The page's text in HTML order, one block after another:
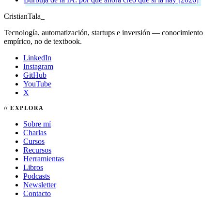
CristianTala
Tecnología, automatización, startups e inversión — conocimiento
empírico, no de textbook.
LinkedIn
Instagram
GitHub
YouTube
X
EXPLORA
Sobre mí
Charlas
Cursos
Recursos
Herramientas
Libros
Podcasts
Newsletter
Contacto